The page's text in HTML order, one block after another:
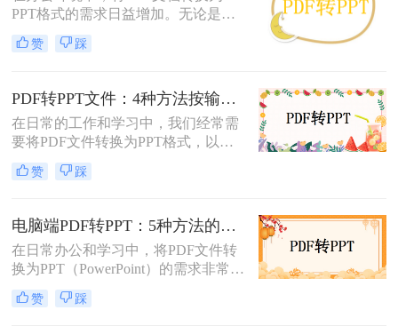
PPT格式的需求日益增加。无论是为
了更好地展示信息，还是为了便于编
辑内容，掌握几种有效的PDF转PPT
怎么转换呢？本文将介绍三种常用的
方法来实现这一转换。
赞 踩
PDF转PPT文件：4种方法按输出格式（pptx/ppt）和页数选择!
在日常的工作和学习中，我们经常需
要将PDF文件转换为PPT格式，以便
进行演示或编辑。那么如何将pdf转换
成ppt文件呢？本文将介绍四种常用的
赞 踩
电脑端PDF转PPT：5种方法的安装配置和操作差异！
在日常办公和学习中，将PDF文件转
换为PPT（PowerPoint）的需求非常普
遍。无论是为了制作演示文稿、分享
资料还是教学用途，掌握高效的PDF
赞 踩